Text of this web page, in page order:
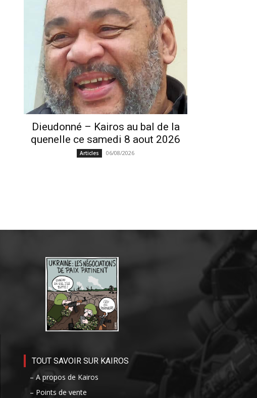
Dieudonné – Kairos au bal de la
quenelle ce samedi 8 aout 2026
Articles 06/08/2026
TOUT SAVOIR SUR KAIROS
– A propos de Kairos
– Points de vente